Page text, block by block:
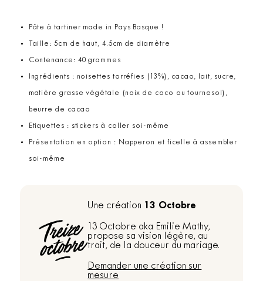
Pâte à tartiner made in Pays Basque !
Taille: 5cm de haut, 4.5cm de diamètre
Contenance: 40 grammes
Ingrédients : noisettes torréfies (13%), cacao, lait, sucre,
matière grasse végétale (noix de coco ou tournesol),
beurre de cacao
Etiquettes : stickers à coller soi-même
Présentation en option : Napperon et ficelle à assembler
soi-même
Une création 13 Octobre
13 Octobre aka Emilie Mathy,
propose sa vision légère, au
trait, de la douceur du mariage.
Demander une création sur
mesure